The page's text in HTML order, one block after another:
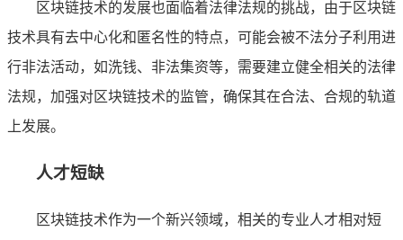
区块链技术的发展也面临着法律法规的挑战，由于区块链
技术具有去中心化和匿名性的特点，可能会被不法分子利用进
行非法活动，如洗钱、非法集资等，需要建立健全相关的法律
法规，加强对区块链技术的监管，确保其在合法、合规的轨道
上发展。
人才短缺
区块链技术作为一个新兴领域，相关的专业人才相对短